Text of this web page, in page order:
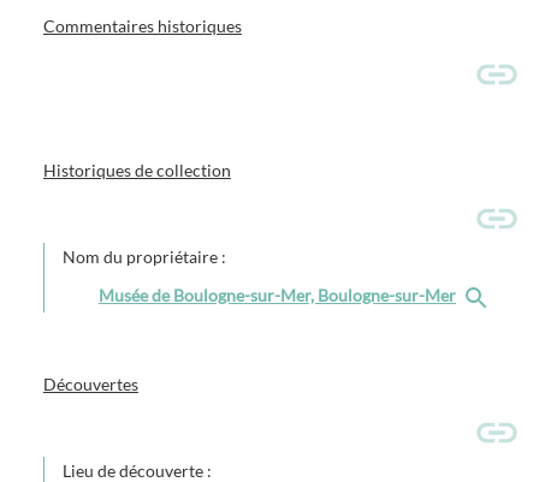
Commentaires historiques
Historiques de collection
Nom du propriétaire :
Musée de Boulogne-sur-Mer, Boulogne-sur-Mer
Découvertes
Lieu de découverte :